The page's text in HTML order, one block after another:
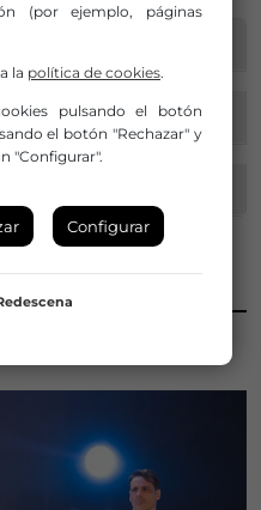
(por ejemplo, páginas
la política de cookies.
pulsando el botón
el botón "Rechazar" y
"Configurar".
Configurar